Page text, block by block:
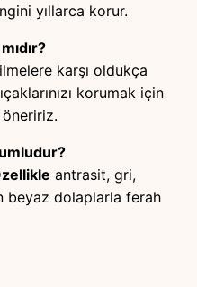
yıllarca korur.
karşı oldukça
korumak için
öneririz.
antrasit, gri,
beyaz dolaplarla ferah